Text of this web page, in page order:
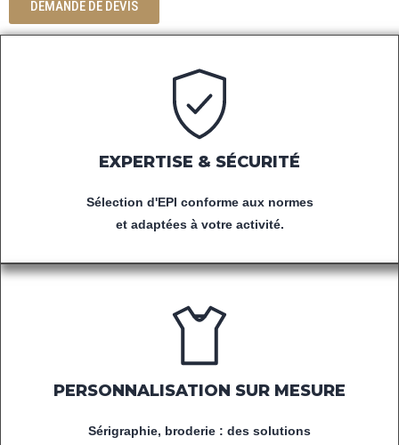
DEMANDE DE DEVIS
EXPERTISE & SÉCURITÉ
Sélection d'EPI conforme aux normes
et adaptées à votre activité.
PERSONNALISATION SUR MESURE
Sérigraphie, broderie : des solutions